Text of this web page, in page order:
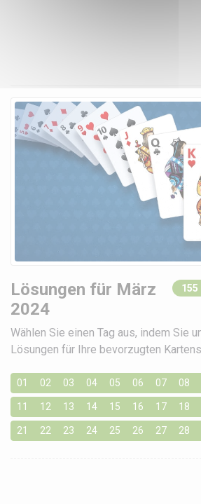
Lösungen für März
2024
Wählen Sie einen Tag aus, indem Sie
Lösungen für Ihre bevorzugten
01 02 03 04 05 06 07 08
11 12 13 14 15 16 17 18
21 22 23 24 25 26 27 28